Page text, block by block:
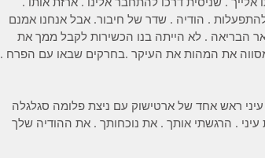
. הודיה . שדר של חיבור. אבל אנחנו אמנם
הבריאה . לא הייתה בנו הכשירות לקבל ממך את
את המהות את העיקר .בחרקים שבאו עם הפרח .
ראש אחד של ארטישוק עם ניצת פלומה סגלגלה
. הרגשתי אותך . את נוכחותך . את ההודיה שלך